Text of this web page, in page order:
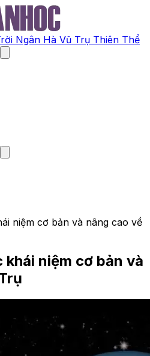
Ngân Hà Vũ Trụ Thiên Thể
niệm cơ bản và nâng cao về
khái niệm cơ bản và